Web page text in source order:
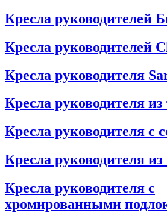
Кресла руководителей
Кресла руководителей
Кресла руководителя
Кресла руководителя
Кресла руководителя с
Кресла руководителя
Кресла руководителя с
хромированными